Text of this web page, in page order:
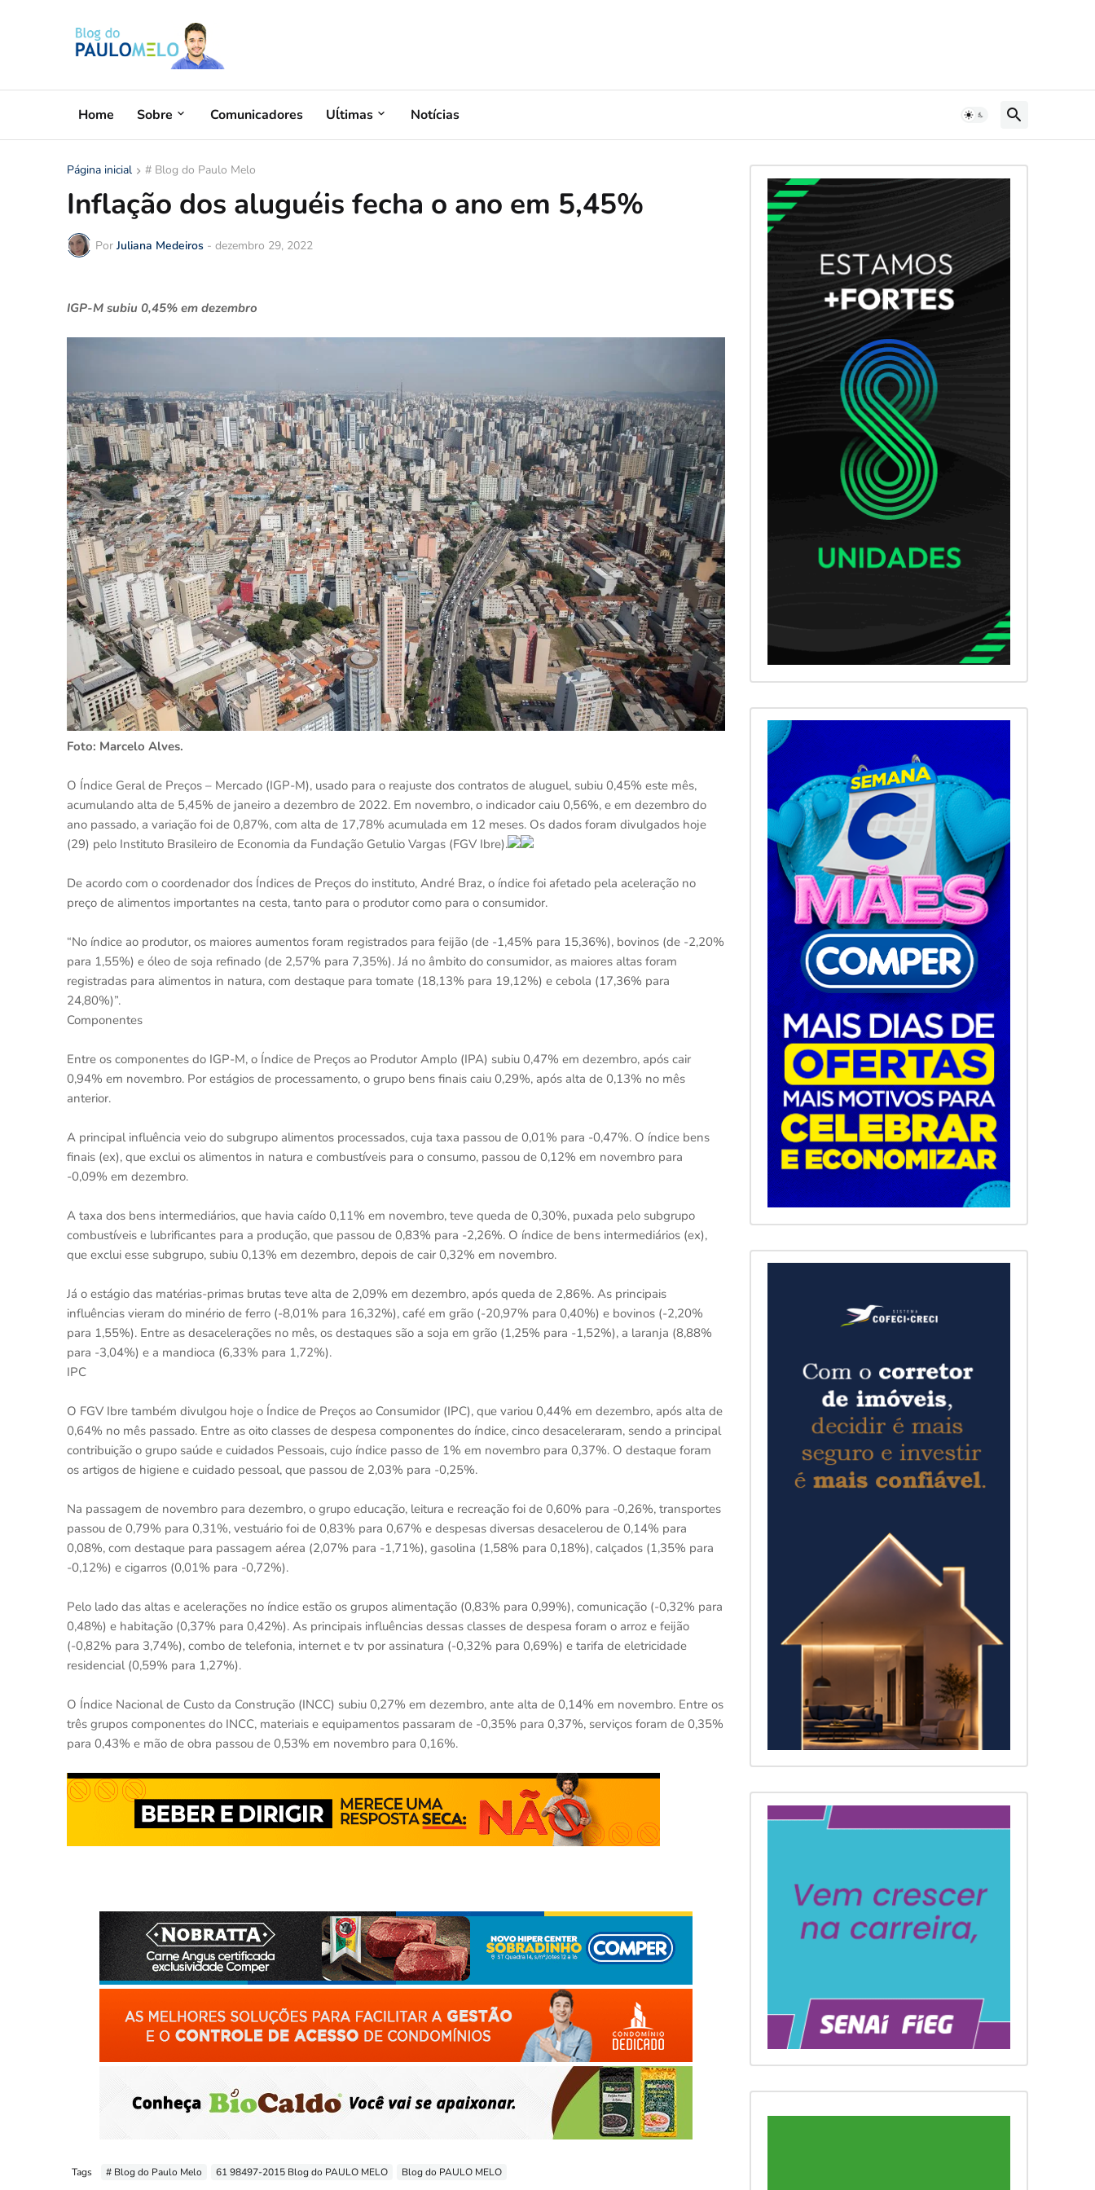
Home Sobre Comunicadores Uĺtimas Notícias
Página inicial # Blog do Paulo Melo
Inflação dos aluguéis fecha o ano em 5,45%
Por Juliana Medeiros - dezembro 29, 2022
IGP-M subiu 0,45% em dezembro
Foto: Marcelo Alves.
O Índice Geral de Preços – Mercado (IGP-M), usado para o reajuste dos contratos de aluguel, subiu 0,45% este mês,
acumulando alta de 5,45% de janeiro a dezembro de 2022. Em novembro, o indicador caiu 0,56%, e em dezembro do
ano passado, a variação foi de 0,87%, com alta de 17,78% acumulada em 12 meses. Os dados foram divulgados hoje
(29) pelo Instituto Brasileiro de Economia da Fundação Getulio Vargas (FGV Ibre).
De acordo com o coordenador dos Índices de Preços do instituto, André Braz, o índice foi afetado pela aceleração no
preço de alimentos importantes na cesta, tanto para o produtor como para o consumidor.
“No índice ao produtor, os maiores aumentos foram registrados para feijão (de -1,45% para 15,36%), bovinos (de -2,20%
para 1,55%) e óleo de soja refinado (de 2,57% para 7,35%). Já no âmbito do consumidor, as maiores altas foram
registradas para alimentos in natura, com destaque para tomate (18,13% para 19,12%) e cebola (17,36% para
24,80%)”.
Componentes
Entre os componentes do IGP-M, o Índice de Preços ao Produtor Amplo (IPA) subiu 0,47% em dezembro, após cair
0,94% em novembro. Por estágios de processamento, o grupo bens finais caiu 0,29%, após alta de 0,13% no mês
anterior.
A principal influência veio do subgrupo alimentos processados, cuja taxa passou de 0,01% para -0,47%. O índice bens
finais (ex), que exclui os alimentos in natura e combustíveis para o consumo, passou de 0,12% em novembro para
-0,09% em dezembro.
A taxa dos bens intermediários, que havia caído 0,11% em novembro, teve queda de 0,30%, puxada pelo subgrupo
combustíveis e lubrificantes para a produção, que passou de 0,83% para -2,26%. O índice de bens intermediários (ex),
que exclui esse subgrupo, subiu 0,13% em dezembro, depois de cair 0,32% em novembro.
Já o estágio das matérias-primas brutas teve alta de 2,09% em dezembro, após queda de 2,86%. As principais
influências vieram do minério de ferro (-8,01% para 16,32%), café em grão (-20,97% para 0,40%) e bovinos (-2,20%
para 1,55%). Entre as desacelerações no mês, os destaques são a soja em grão (1,25% para -1,52%), a laranja (8,88%
para -3,04%) e a mandioca (6,33% para 1,72%).
IPC
O FGV Ibre também divulgou hoje o Índice de Preços ao Consumidor (IPC), que variou 0,44% em dezembro, após alta de
0,64% no mês passado. Entre as oito classes de despesa componentes do índice, cinco desaceleraram, sendo a principal
contribuição o grupo saúde e cuidados Pessoais, cujo índice passo de 1% em novembro para 0,37%. O destaque foram
os artigos de higiene e cuidado pessoal, que passou de 2,03% para -0,25%.
Na passagem de novembro para dezembro, o grupo educação, leitura e recreação foi de 0,60% para -0,26%, transportes
passou de 0,79% para 0,31%, vestuário foi de 0,83% para 0,67% e despesas diversas desacelerou de 0,14% para
0,08%, com destaque para passagem aérea (2,07% para -1,71%), gasolina (1,58% para 0,18%), calçados (1,35% para
-0,12%) e cigarros (0,01% para -0,72%).
Pelo lado das altas e acelerações no índice estão os grupos alimentação (0,83% para 0,99%), comunicação (-0,32% para
0,48%) e habitação (0,37% para 0,42%). As principais influências dessas classes de despesa foram o arroz e feijão
(-0,82% para 3,74%), combo de telefonia, internet e tv por assinatura (-0,32% para 0,69%) e tarifa de eletricidade
residencial (0,59% para 1,27%).
O Índice Nacional de Custo da Construção (INCC) subiu 0,27% em dezembro, ante alta de 0,14% em novembro. Entre os
três grupos componentes do INCC, materiais e equipamentos passaram de -0,35% para 0,37%, serviços foram de 0,35%
para 0,43% e mão de obra passou de 0,53% em novembro para 0,16%.
Tags # Blog do Paulo Melo 61 98497-2015 Blog do PAULO MELO Blog do PAULO MELO